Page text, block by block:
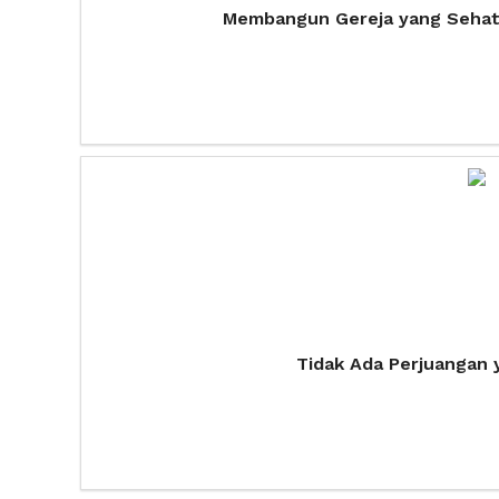
Membangun Gereja yang
Tidak Ada Perjuangan